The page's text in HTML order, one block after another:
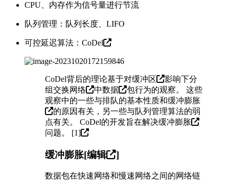
CPU、内存作为信号量进行节流
队列管理：队列长度、LIFO
可控延迟算法： CoDel
CoDel背后的理论基于对缓冲区 影响下分
组交换网络
中数据
包行为的观察。 这些
观察中的一些与排队的基本性质和缓冲膨胀
的原因有关，另一些与队列管理算法的弱
点有关。 CoDel的开发旨在解决缓冲膨胀
问题。 [1]
缓冲膨胀[编辑 ]
数据包在快速网络和慢速网络之间的网络链